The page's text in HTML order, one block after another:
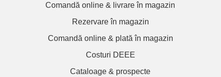
Comandă online & livrare în magazin
Rezervare în magazin
Comandă online & plată în magazin
Costuri DEEE
Cataloage & prospecte